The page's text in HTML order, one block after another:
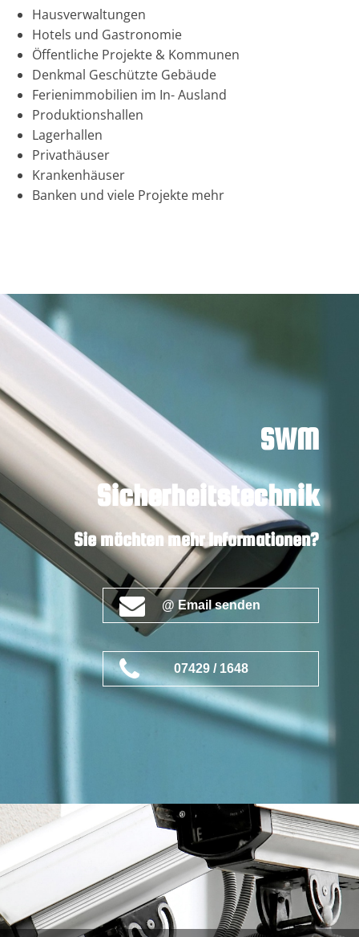
Hausverwaltungen
Hotels und Gastronomie
Öffentliche Projekte & Kommunen
Denkmal Geschützte Gebäude
Ferienimmobilien im In- Ausland
Produktionshallen
Lagerhallen
Privathäuser
Krankenhäuser
Banken und viele Projekte mehr
SWM
Sicherheitstechnik
Sie möchten mehr Informationen?
@ Email senden
07429 / 1648